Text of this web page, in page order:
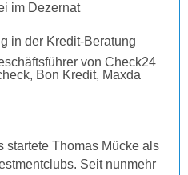
im Dezernat
in der Kredit-Beratung
von Check24
Bon Kredit, Maxda
startete Thomas Mücke als
Seit nunmehr